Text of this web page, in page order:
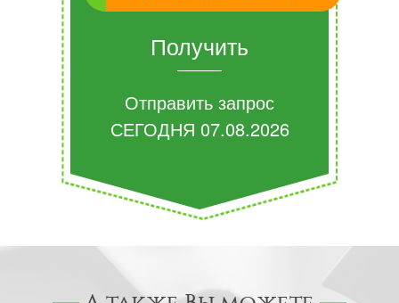
Получить
Отправить запрос
СЕГОДНЯ 07.08.2026